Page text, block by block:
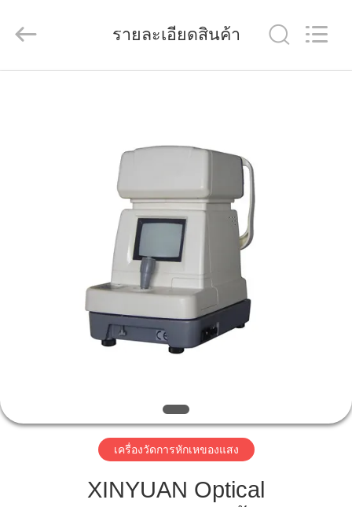
ทัวร์
โรงงาน
Trade
SCM
Rights
รายละเอียดสินค้า
เครื่องวัดการหักเหของแสง
XINYUAN Optical